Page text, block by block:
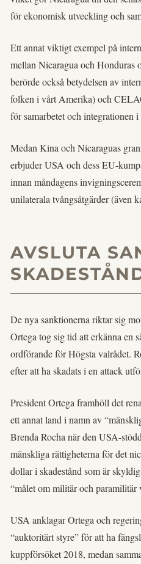
för ekonomisk utveckling och
Ett annat viktigt exempel på
mellan Nicaragua och Honduras
berörde också betydelsen av
folken i vårt Amerika) och
för samarbetet och integrationen
Medan Kina och Nicaraguas
erbjuder USA och dess EU-
innan måndagens
unilaterala tvångsåtgärder (även
AVSLUTA
De nya sanktionerna riktar sig
Ortega tog sig tid att erkänna en
ordförande för Högsta valrådet.
efter att ha skadats i en attack
President Ortega framhöll det
ett annat land i namn av
Brenda Rocha när den USA-
mänskliga rättigheterna för det
dollar i skadestånd som är
“målet om militär och
USA anklagar Ortega och
“auktoritärt styre” för att ha
kuppförsöket 2018, medan